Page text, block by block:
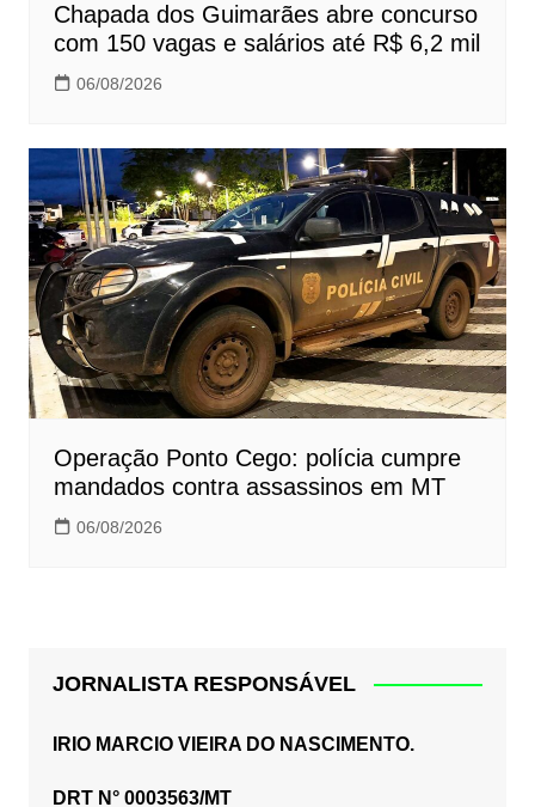
Chapada dos Guimarães abre concurso
com 150 vagas e salários até R$ 6,2 mil
06/08/2026
Operação Ponto Cego: polícia cumpre
mandados contra assassinos em MT
06/08/2026
JORNALISTA RESPONSÁVEL
IRIO MARCIO VIEIRA DO NASCIMENTO.
DRT N° 0003563/MT